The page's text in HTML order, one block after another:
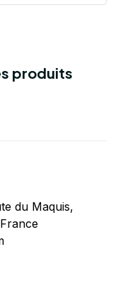
produits
du Maquis,